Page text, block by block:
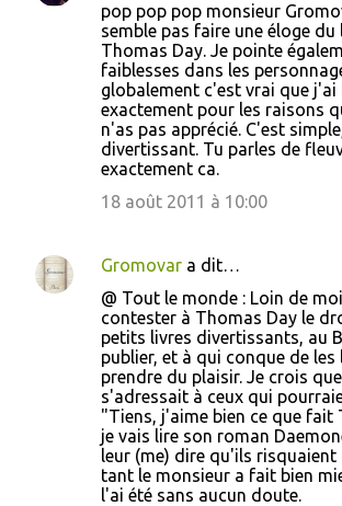
pop pop pop monsieur
semble pas faire une éloge du
Thomas Day. Je pointe
faiblesses dans les
globalement c'est vrai que j'ai
exactement pour les raisons
n'as pas apprécié. C'est
divertissant. Tu parles de
exactement ca.
18 août 2011 à 10:00
Gromovar a dit…
@ Tout le monde : Loin de
contester à Thomas Day le
petits livres divertissants, au
publier, et à qui conque de les
prendre du plaisir. Je crois
s'adressait à ceux qui
"Tiens, j'aime bien ce que fait
je vais lire son roman
leur (me) dire qu'ils risquaient
tant le monsieur a fait bien
l'ai été sans aucun doute.